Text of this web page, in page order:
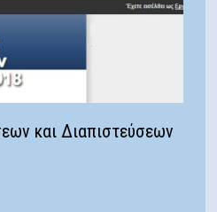
και Διαπιστεύσεων